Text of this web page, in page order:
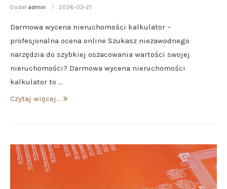
Dodał admin 2026-03-21
Darmowa wycena nieruchomości kalkulator –
profesjonalna ocena online Szukasz niezawodnego
narzędzia do szybkiej oszacowania wartości swojej
nieruchomości? Darmowa wycena nieruchomości
kalkulator to …
Czytaj więcej...